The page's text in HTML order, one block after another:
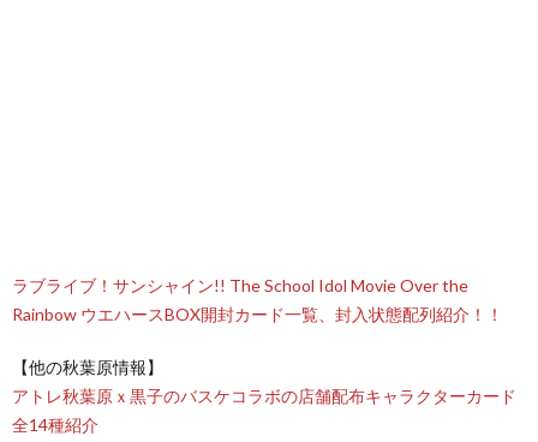
ラブライブ！サンシャイン!! The School Idol Movie Over the
Rainbow ウエハースBOX開封カード一覧、封入状態配列紹介！！
【他の秋葉原情報】
アトレ秋葉原ｘ黒子のバスケコラボの店舗配布キャラクターカード
全14種紹介